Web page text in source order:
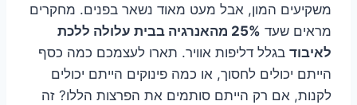
משקיעים המון, אבל מעט מאוד נשאר בפנים. מחקרים
מראים שעד
25% מהאנרגיה בבית עלולה ללכת
לאיבוד בגלל דליפות אוויר. תארו לעצמכם כמה כסף
הייתם יכולים לחסוך, או כמה פינוקים הייתם יכולים
לקנות, אם רק הייתם סותמים את הפרצות הללו? זה